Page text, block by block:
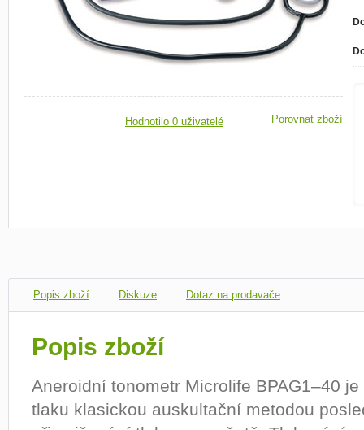
Hodnotilo 0 uživatelé Porovnat zboží
Popis zboží Diskuze Dotaz na prodavače
Popis zboží
Aneroidní tonometr Microlife BPAG1–40
tlaku klasickou auskultační metodou